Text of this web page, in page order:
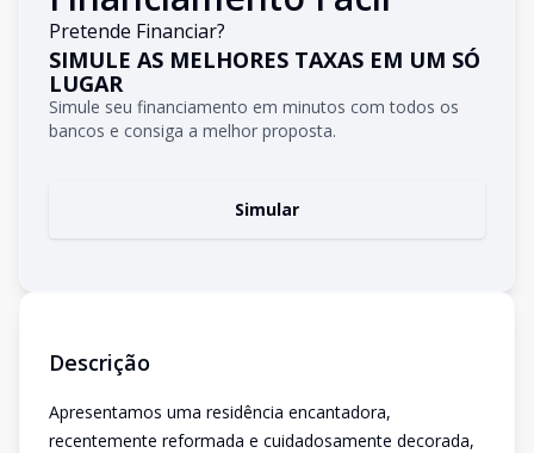
Pretende Financiar?
SIMULE AS MELHORES TAXAS EM UM SÓ
LUGAR
Simule seu financiamento em minutos com todos os
bancos e consiga a melhor proposta.
Simular
Descrição
Apresentamos uma residência encantadora,
recentemente reformada e cuidadosamente decorada,